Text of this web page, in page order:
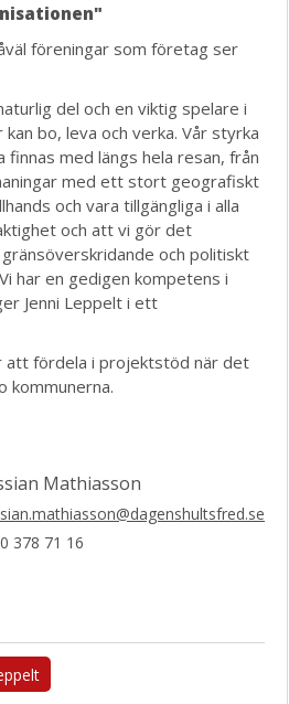
föreningar som företag ser
del och en viktig spelare i
bo, leva och verka. Vår styrka
med längs hela resan, från
med ett stort geografiskt
och vara tillgängliga i alla
och att vi gör det
och politiskt
har en gedigen kompetens i
Jenni Leppelt i ett
att fördela i projektstöd när det
kommunerna.
Mathiasson
378 71 16